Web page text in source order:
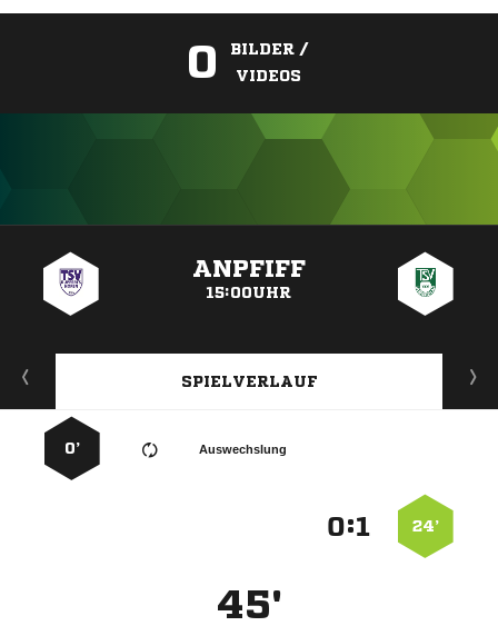
0
BILDER /
VIDEOS
ANPFIFF
15:00UHR
SPIELVERLAUF
Auswechslung
0’
24’
:
45'